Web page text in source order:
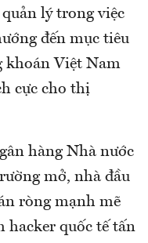
lý trong việc
đến mục tiêu
khoán Việt Nam
cực cho thị
hàng Nhà nước
mở, nhà đầu
ròng mạnh mẽ
hacker quốc tế tấn